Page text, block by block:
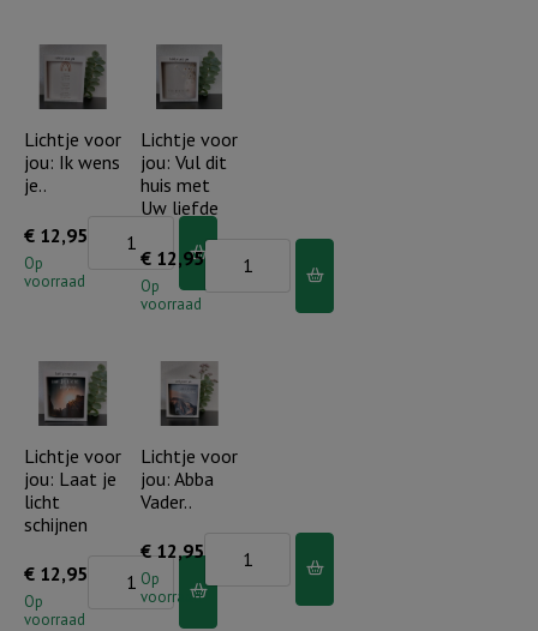
kostbaar!
aantal
naam
is
Ik
ben..
(incl.
stompkaars)
aantal
Lichtje voor
jou: Ik wens
je..
€ 12,95
Op
voorraad
Lichtje
wens
je..
aantal
Lichtje voor
jou: Vul dit
huis met
Uw liefde
€ 12,95
Op
voorraad
Lichtje
voor
dit
huis
met
Uw
Lichtje voor
jou: Laat je
licht
schijnen
€ 12,95
Op
voorraad
Lichtje voor
jou: Abba
Vader..
€ 12,95
Op
voorraad
voor